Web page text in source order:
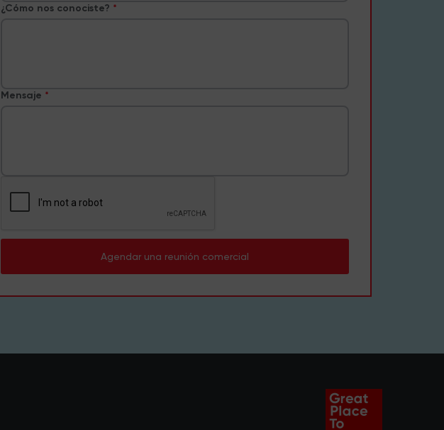
¿Cómo nos conociste?
Mensaje
Agendar una reunión comercial